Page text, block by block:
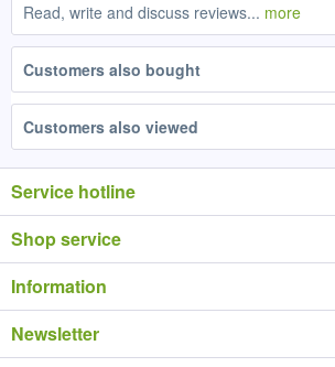
Read, write and discuss reviews... more
Customers also bought
Customers also viewed
Service hotline
Shop service
Information
Newsletter